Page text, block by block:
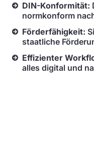
DIN-Konformität:
normkonform
Förderfähigkeit:
staatliche
Effizienter
alles digital und